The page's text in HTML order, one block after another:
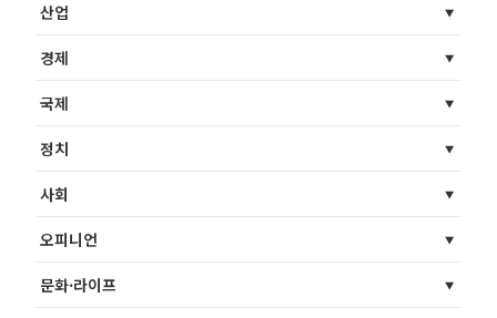
산업
경제
국제
정치
사회
오피니언
문화·라이프